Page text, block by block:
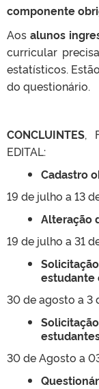
componente
Aos alunos
curricular
estatísticos.
do questionário.
CONCLUINTES,
EDITAL:
Cadastro
19 de julho a 13
Alteração
19 de julho a 31
estudante
30 de agosto a 3
30 de Agosto a